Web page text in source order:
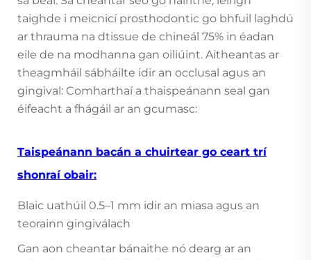
taighde i meicnicí prosthodontic go bhfuil laghdú
ar thrauma na dtissue de chineál 75% in éadan
eile de na modhanna gan oiliúint. Aitheantas ar
theagmháil sábháilte idir an occlusal agus an
gingival: Comharthaí a thaispeánann seal gan
éifeacht a fhágáil ar an gcumasc:
Taispeánann bacán a chuirtear go ceart trí
shonraí obair:
Blaic uathúil 0.5–1 mm idir an miasa agus an
teorainn gingiválach
Gan aon cheantar bánaithe nó dearg ar an